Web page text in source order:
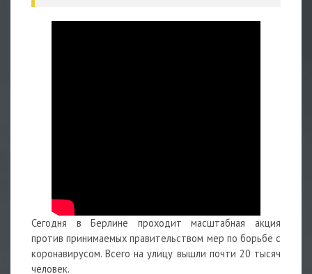
Сегодня в Берлине проходит масштабная акция
против принимаемых правительством мер по борьбе с
коронавирусом. Всего на улицу вышли почти 20 тысяч
человек.